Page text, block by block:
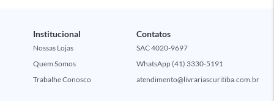
Institucional
Nossas Lojas
Quem Somos
Trabalhe Conosco
Contatos
SAC 4020-9697
WhatsApp (41) 3330-5191
atendimento@livrariascuritiba.com.br